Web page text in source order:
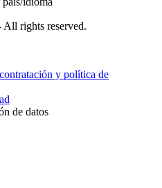
All rights reserved.
y política de
de datos